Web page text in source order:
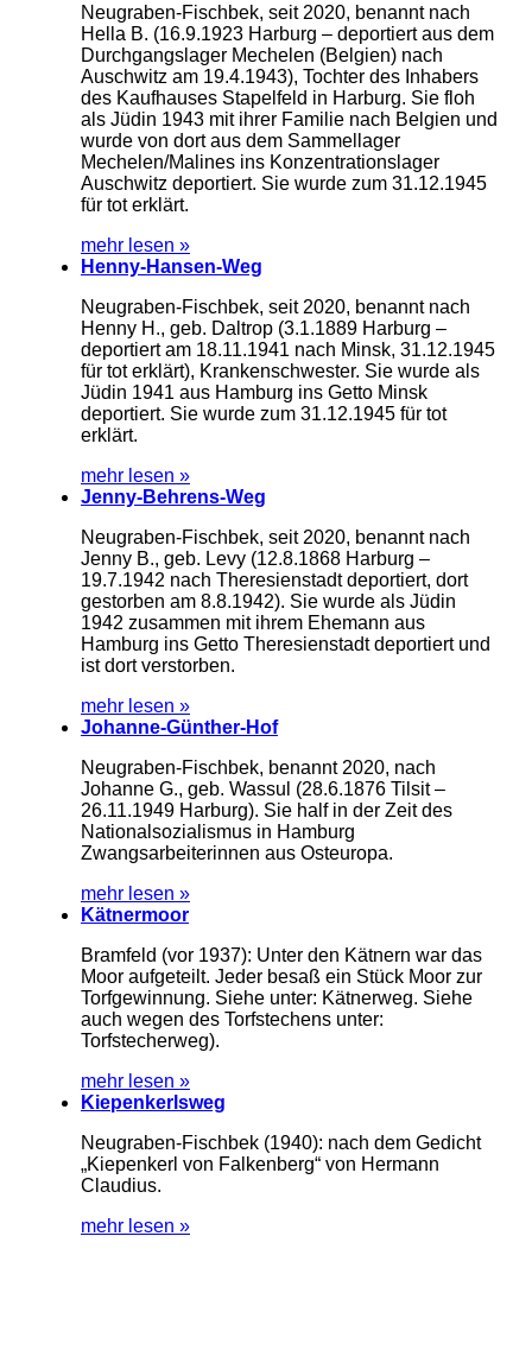
Neugraben-Fischbek, seit 2020, benannt nach
Hella B. (16.9.1923 Harburg – deportiert aus dem
Durchgangslager Mechelen (Belgien) nach
Auschwitz am 19.4.1943), Tochter des Inhabers
des Kaufhauses Stapelfeld in Harburg. Sie floh
als Jüdin 1943 mit ihrer Familie nach Belgien und
wurde von dort aus dem Sammellager
Mechelen/Malines ins Konzentrationslager
Auschwitz deportiert. Sie wurde zum 31.12.1945
für tot erklärt.
mehr lesen »
Henny-Hansen-Weg
Neugraben-Fischbek, seit 2020, benannt nach
Henny H., geb. Daltrop (3.1.1889 Harburg –
deportiert am 18.11.1941 nach Minsk, 31.12.1945
für tot erklärt), Krankenschwester. Sie wurde als
Jüdin 1941 aus Hamburg ins Getto Minsk
deportiert. Sie wurde zum 31.12.1945 für tot
erklärt.
mehr lesen »
Jenny-Behrens-Weg
Neugraben-Fischbek, seit 2020, benannt nach
Jenny B., geb. Levy (12.8.1868 Harburg –
19.7.1942 nach Theresienstadt deportiert, dort
gestorben am 8.8.1942). Sie wurde als Jüdin
1942 zusammen mit ihrem Ehemann aus
Hamburg ins Getto Theresienstadt deportiert und
ist dort verstorben.
mehr lesen »
Johanne-Günther-Hof
Neugraben-Fischbek, benannt 2020, nach
Johanne G., geb. Wassul (28.6.1876 Tilsit –
26.11.1949 Harburg). Sie half in der Zeit des
Nationalsozialismus in Hamburg
Zwangsarbeiterinnen aus Osteuropa.
mehr lesen »
Kätnermoor
Bramfeld (vor 1937): Unter den Kätnern war das
Moor aufgeteilt. Jeder besaß ein Stück Moor zur
Torfgewinnung. Siehe unter: Kätnerweg. Siehe
auch wegen des Torfstechens unter:
Torfstecherweg).
mehr lesen »
Kiepenkerlsweg
Neugraben-Fischbek (1940): nach dem Gedicht
„Kiepenkerl von Falkenberg“ von Hermann
Claudius.
mehr lesen »